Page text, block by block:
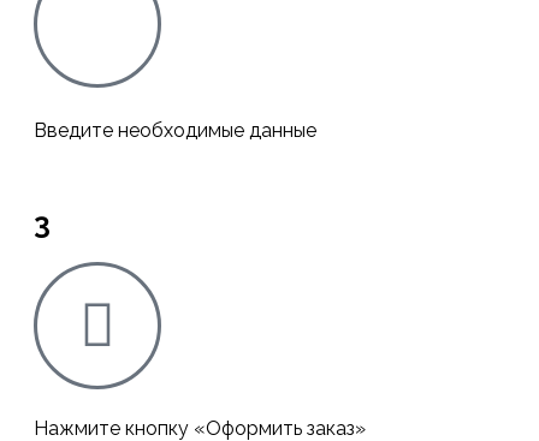
Введите необходимые данные
3
Нажмите кнопку «Оформить заказ»